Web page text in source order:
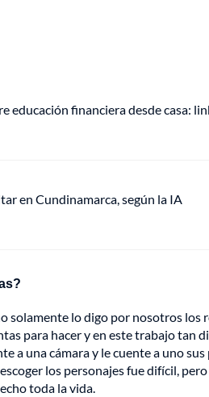
educación financiera desde casa:
en Cundinamarca, según la IA
solamente lo digo por nosotros los
para hacer y en este trabajo tan
una cámara y le cuente a uno sus
los personajes fue difícil,
toda la vida.